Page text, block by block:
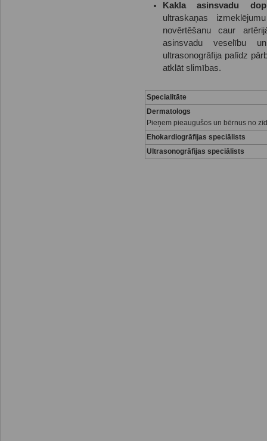
Kakla asinsvadu
ultraskaņas
novērtēšanu caur
asinsvadu veselību
ultrasonogrāfija palīdz
atklāt slimības.
Specialitāte
Dermatologs
Pieņem pieaugušos un bērnus no
Ehokardiogrāfijas speciālists
Ultrasonogrāfijas speciālists